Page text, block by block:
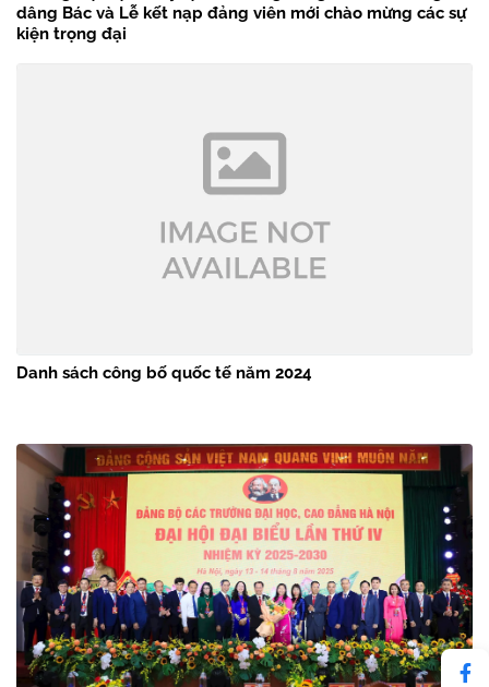
dâng Bác và Lễ kết nạp đảng viên mới chào mừng các sự
kiện trọng đại
Danh sách công bố quốc tế năm 2024